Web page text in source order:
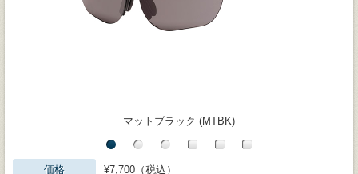
マットブラック (MTBK)
価格 ¥7,700（税込）